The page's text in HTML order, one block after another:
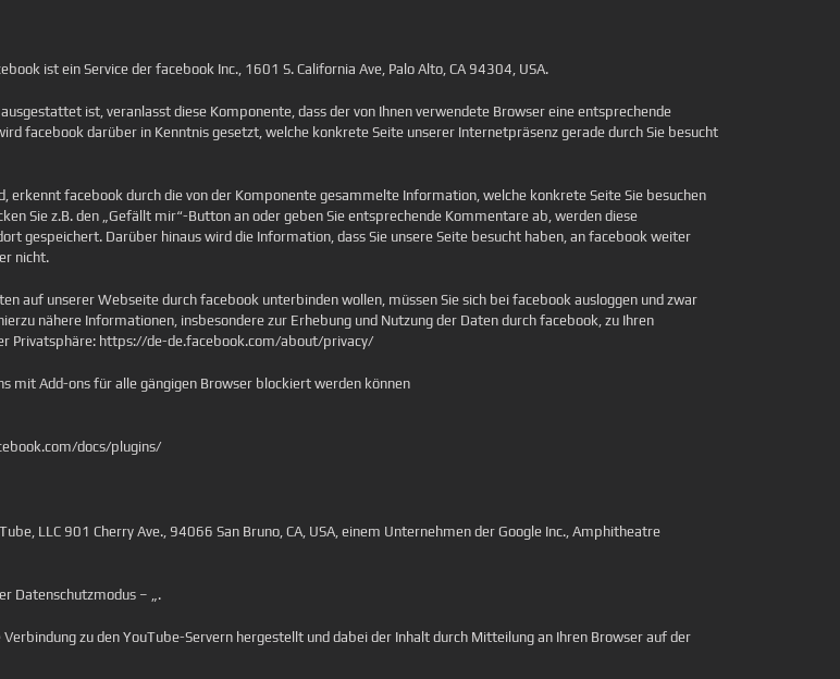
ist ein Service der facebook Inc., 1601 S. California Ave, Palo Alto, CA 94304, USA.
ist, veranlasst diese Komponente, dass der von Ihnen verwendete Browser eine entsprechende
facebook darüber in Kenntnis gesetzt, welche konkrete Seite unserer Internetpräsenz gerade durch Sie besucht
erkennt facebook durch die von der Komponente gesammelte Information, welche konkrete Seite Sie besuchen
Sie z.B. den „Gefällt mir“-Button an oder geben Sie entsprechende Kommentare ab, werden diese
gespeichert. Darüber hinaus wird die Information, dass Sie unsere Seite besucht haben, an facebook weiter
nicht.
auf unserer Webseite durch facebook unterbinden wollen, müssen Sie sich bei facebook ausloggen und zwar
nähere Informationen, insbesondere zur Erhebung und Nutzung der Daten durch facebook, zu Ihren
Privatsphäre: https://de-de.facebook.com/about/privacy/
mit Add-ons für alle gängigen Browser blockiert werden können
docs/plugins/
LLC 901 Cherry Ave., 94066 San Bruno, CA, USA, einem Unternehmen der Google Inc., Amphitheatre
Datenschutzmodus – „.
zu den YouTube-Servern hergestellt und dabei der Inhalt durch Mitteilung an Ihren Browser auf der